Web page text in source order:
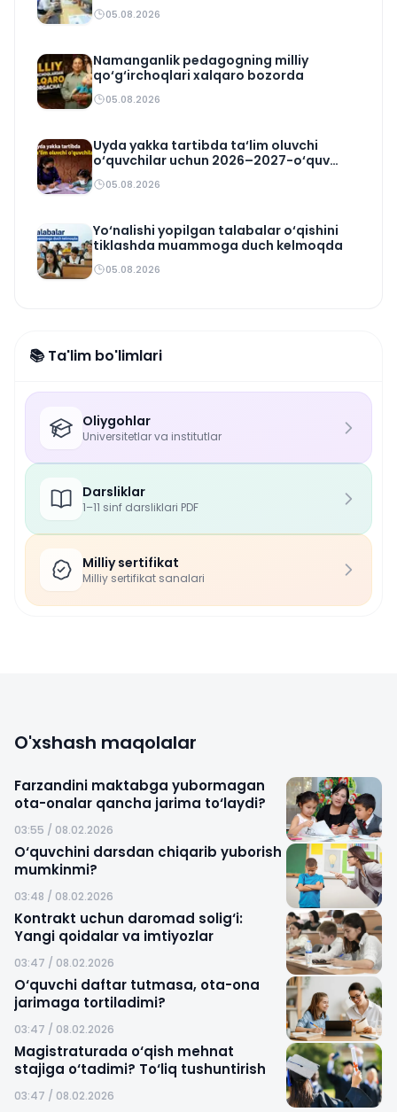
05.08.2026
Namanganlik pedagogning milliy
qo‘g‘irchoqlari xalqaro bozorda
05.08.2026
Uyda yakka tartibda ta‘lim oluvchi
o‘quvchilar uchun 2026–2027-o‘quv
rejasi tasdiqlandi
05.08.2026
Yo‘nalishi yopilgan talabalar o‘qishini
tiklashda muammoga duch kelmoqda
05.08.2026
📚 Ta'lim bo'limlari
Oliygohlar
Universitetlar va institutlar
Darsliklar
1–11 sinf darsliklari PDF
Milliy sertifikat
Milliy sertifikat sanalari
O'xshash maqolalar
Farzandini maktabga yubormagan
ota-onalar qancha jarima to‘laydi?
03:55 / 08.02.2026
O‘quvchini darsdan chiqarib yuborish
mumkinmi?
03:48 / 08.02.2026
Kontrakt uchun daromad solig‘i:
Yangi qoidalar va imtiyozlar
03:47 / 08.02.2026
O‘quvchi daftar tutmasa, ota-ona
jarimaga tortiladimi?
03:47 / 08.02.2026
Magistraturada o‘qish mehnat
stajiga o‘tadimi? To‘liq tushuntirish
03:47 / 08.02.2026